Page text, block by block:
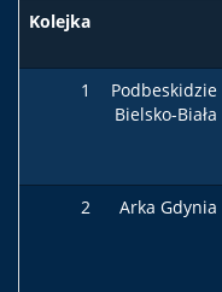
Kolejka
1
Podbeskidzie
Bielsko-Biała
2 Arka Gdynia